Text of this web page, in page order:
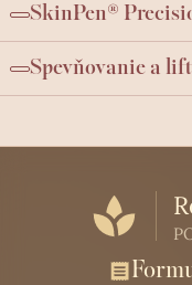
SkinPen®
Spevňovanie a